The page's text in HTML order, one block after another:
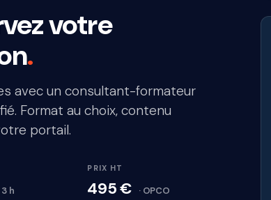
votre
.
avec un consultant-formateur
Format au choix, contenu
portail.
3 h
PRIX HT
495 € · OPCO